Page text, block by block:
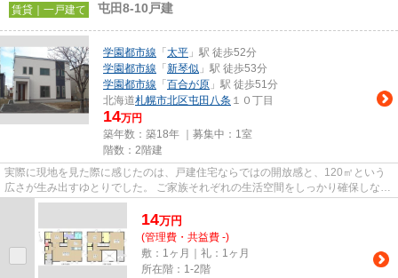
賃貸｜一戸建て 屯田8-10戸建
学園都市線 「 太平 」駅 徒歩52分
学園都市線 「 新琴似 」駅 徒歩53分
学園都市線 「 百合が原 」駅 徒歩51分
北海道札幌市北区屯田八条 １０丁目
14万円
築年数：築18年 ｜募集中： 1室
階数：2階建
実際に現地を見た際に感じたのは、戸建住宅ならではの開放感と、120㎡という
広さが生み出すゆとりでした。 ご家族それぞれの生活空間をしっかり確保しなが
ら、家族が集まる時間も大切...
14万円
(管理費・共益費 -)
敷：1ヶ月｜礼：1ヶ月
所在階：1-2階